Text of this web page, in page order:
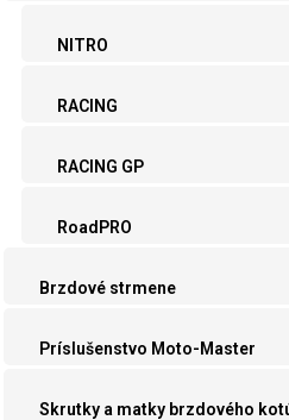
NITRO
RACING
RACING GP
RoadPRO
Brzdové strmene
Príslušenstvo Moto-Master
Skrutky a matky brzdového